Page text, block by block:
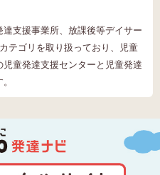
支援事業所、放課後等デイサー
テゴリを取り扱っており、児童
童発達支援センターと児童発達